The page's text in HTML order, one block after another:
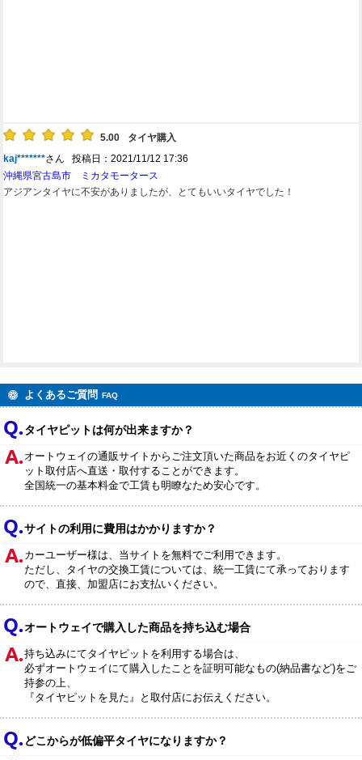
5.00
タイヤ購入
kaj*******さん 投稿日：2021/11/12 17:36
沖縄県宮古島市 ミカタモータース
アジアンタイヤに不安がありましたが、とてもいいタイヤでした！
よくあるご質問 FAQ
タイヤピットは何が出来ますか？
オートウェイの通販サイトからご注文頂いた商品をお近くのタイヤピ
ット取付店へ直送・取付することができます。
全国統一の基本料金で工賃も明瞭なため安心です。
サイトの利用に費用はかかりますか？
カーユーザー様は、当サイトを無料でご利用できます。
ただし、タイヤの交換工賃については、統一工賃にて承っております
ので、直接、加盟店にお支払いください。
オートウェイで購入した商品を持ち込む場合
持ち込みにてタイヤピットを利用する場合は、
必ずオートウェイにて購入したことを証明可能なもの(納品書など)をご
持参の上、
『タイヤピットを見た』と取付店にお伝えください。
どこからが低偏平タイヤになりますか？